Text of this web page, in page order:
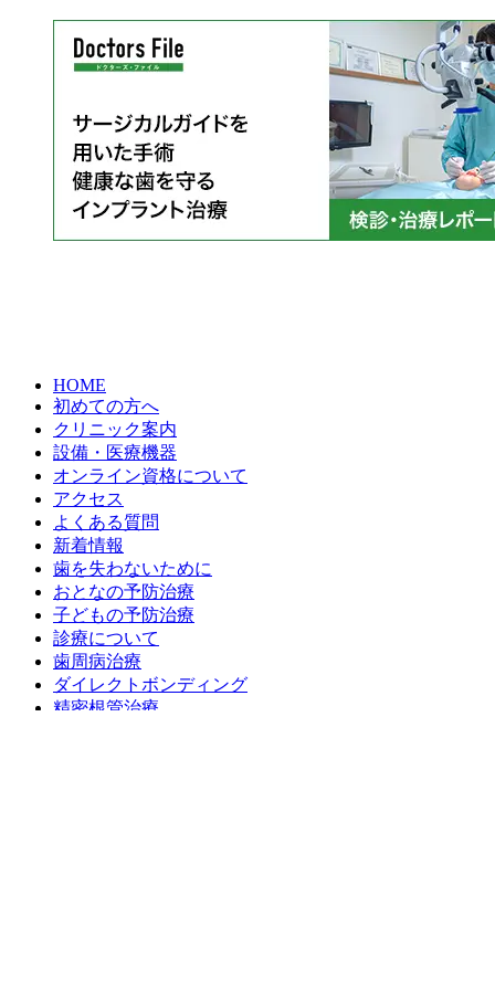
HOME
初めての方へ
クリニック案内
設備・医療機器
オンライン資格について
アクセス
よくある質問
新着情報
歯を失わないために
おとなの予防治療
子どもの予防治療
診療について
歯周病治療
ダイレクトボンディング
精密根管治療